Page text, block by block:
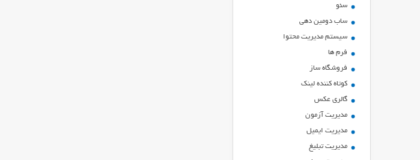
سئو
ساب دومین دهی
سیستم مدیریت محتوا
فرم ها
فروشگاه ساز
کوتاه کننده لینک
گالری عکس
مدیریت آزمون
مدیریت ایمیل
مدیریت تبلیغ